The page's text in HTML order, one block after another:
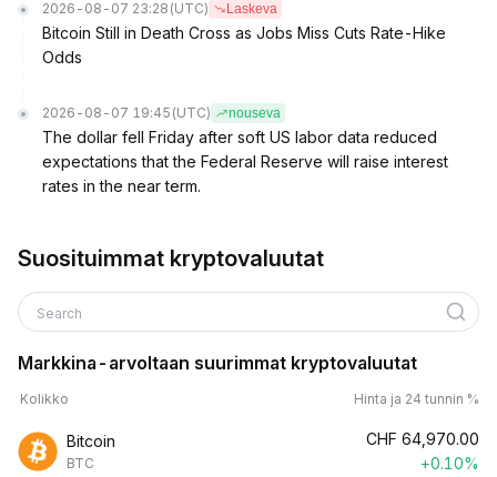
2026-08-07 23:28 (UTC) Laskeva
Bitcoin Still in Death Cross as Jobs Miss Cuts Rate-Hike
Odds
2026-08-07 19:45 (UTC) nouseva
The dollar fell Friday after soft US labor data reduced
expectations that the Federal Reserve will raise interest
rates in the near term.
Suosituimmat kryptovaluutat
Search
Markkina-arvoltaan suurimmat kryptovaluutat
Kolikko Hinta ja 24 tunnin %
Bitcoin
BTC
CHF 64,970.00
+0.10%